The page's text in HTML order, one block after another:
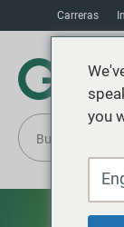
Carreras
you